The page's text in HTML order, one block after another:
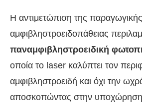
Η αντιμετώπιση της παραγωγικής
αμφιβληστροειδοπάθειας
παναμφιβληστροειδική
οποία το laser καλύπτει τον
αμφιβληστροειδή και όχι την
αποσκοπώντας στην υποχώρηση